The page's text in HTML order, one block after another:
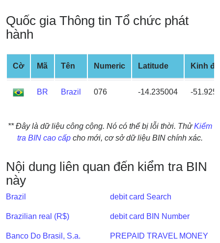
Checker
Service
What
is
My
IP
IP
Lookup
BIN
Checker
/
Quốc gia Thông tin Tổ chức phát
hành
Cờ Mã Tên Numeric Latitude Kinh độ
BR Brazil 076 -14.235004 -
** Đây là dữ liệu công cộng. Nó có thể bị lỗi thời. ThửKiểm
tra BIN cao cấp cho mới, cơ sở dữ liệu BIN chính xác.
Nội dung liên quan đến kiểm tra BIN
này
Brazil
Brazilian real (R$)
Banco Do Brasil, S.a.
debit card Search
debit card BIN Number
PREPAID TRAVEL MONEY